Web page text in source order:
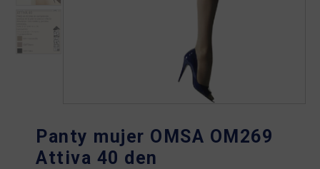
Panty mujer OMSA OM269
Attiva 40 den